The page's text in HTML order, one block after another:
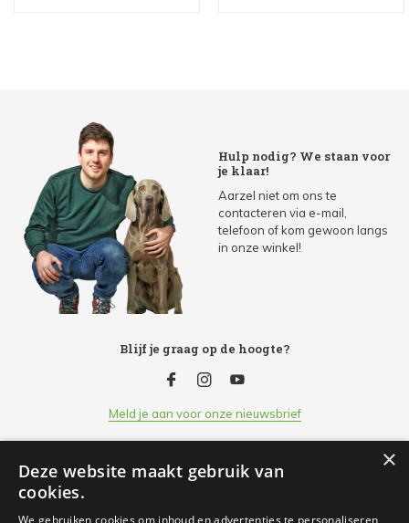
Hulp nodig? We staan voor
je klaar!
Aarzel niet om ons te
contacteren via e-mail,
telefoon of kom gewoon langs
in onze winkel!
Blijf je graag op de hoogte?
Meld je aan voor onze nieuwsbrief
Klantenservice
×
Deze website maakt gebruik van
cookies.
We gebruiken cookies om inhoud en advertenties te personaliseren